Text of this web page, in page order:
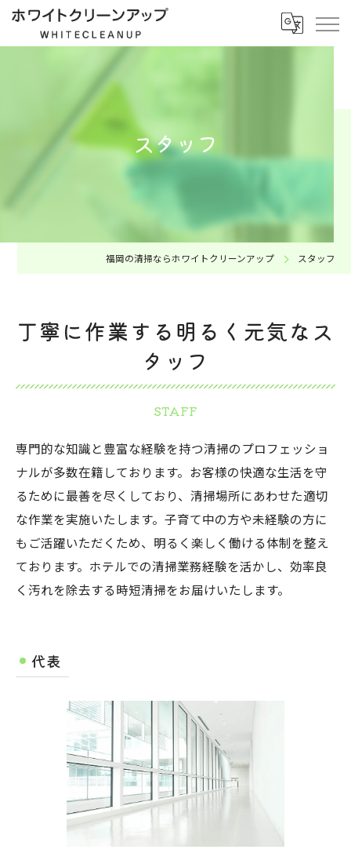
スタッフ
福岡の清掃ならホワイトクリーンアップ スタッフ
丁寧に作業する明るく元気なス
タッフ
STAFF
専門的な知識と豊富な経験を持つ清掃のプロフェッショ
ナルが多数在籍しております。お客様の快適な生活を守
るために最善を尽くしており、清掃場所にあわせた適切
な作業を実施いたします。子育て中の方や未経験の方に
もご活躍いただくため、明るく楽しく働ける体制を整え
ております。ホテルでの清掃業務経験を活かし、効率良
く汚れを除去する時短清掃をお届けいたします。
代表